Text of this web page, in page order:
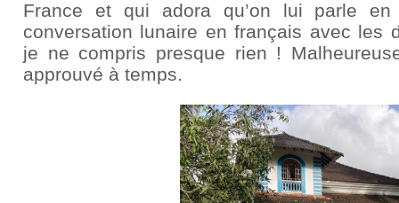
France et qui adora qu’on lui parle
conversation lunaire en français avec les
je ne compris presque rien !
approuvé à temps.